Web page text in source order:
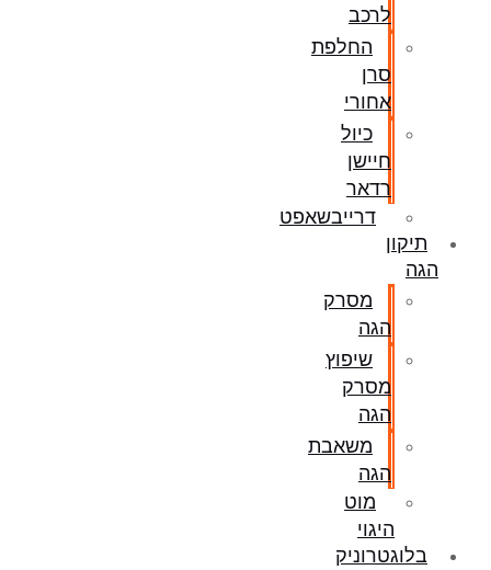
לרכב
החלפת
סרן
אחורי
כיול
חיישן
רדאר
דרייבשאפט
תיקון
הגה
מסרק
הגה
שיפוץ
מסרק
הגה
משאבת
הגה
מוט
היגוי
בלוגטרוניק